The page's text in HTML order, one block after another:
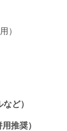
）
ど）
推奨）